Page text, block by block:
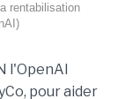
rentabilisation
l'OpenAI
pour aider